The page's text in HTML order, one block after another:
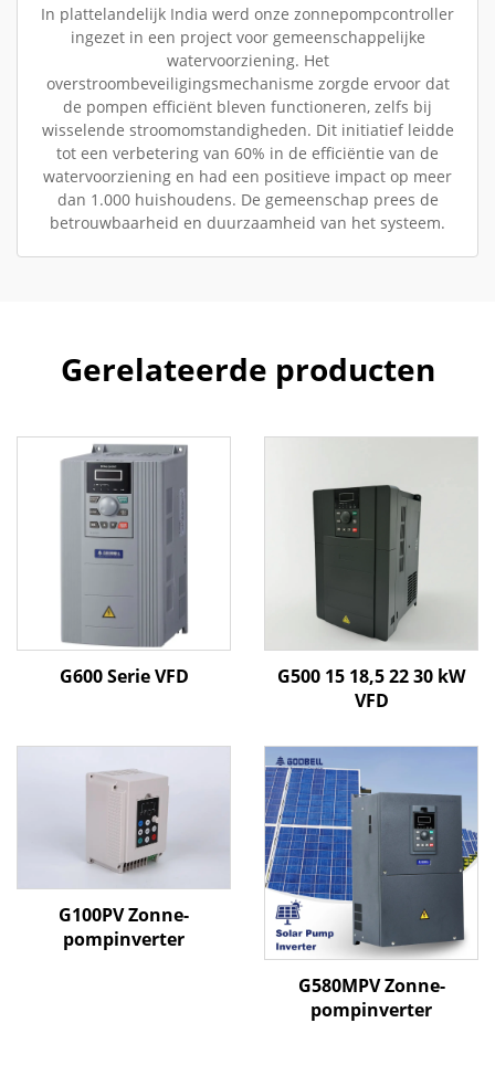
In plattelandelijk India werd onze zonnepompcontroller
ingezet in een project voor gemeenschappelijke
watervoorziening. Het
overstroombeveiligingsmechanisme zorgde ervoor dat
de pompen efficiënt bleven functioneren, zelfs bij
wisselende stroomomstandigheden. Dit initiatief leidde
tot een verbetering van 60% in de efficiëntie van de
watervoorziening en had een positieve impact op meer
dan 1.000 huishoudens. De gemeenschap prees de
betrouwbaarheid en duurzaamheid van het systeem.
Gerelateerde producten
G600 Serie VFD
G500 15 18,5 22 30 kW
VFD
G100PV Zonne-
pompinverter
G580MPV Zonne-
pompinverter